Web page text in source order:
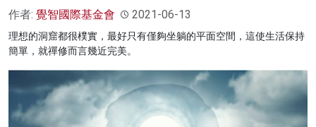
作者: 覺智國際基金會 2021-06-13
理想的洞窟都很樸實，最好只有僅夠坐躺的平面空間，這使生活保持
簡單，就禪修而言幾近完美。